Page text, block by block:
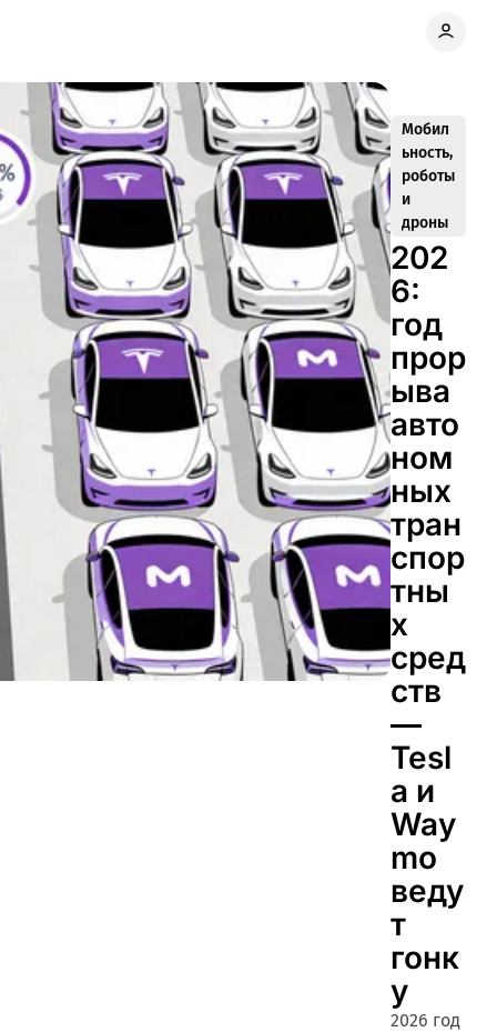
Мобил
ьность,
роботы
и
дроны
202
6:
год
прор
ыва
авто
ном
ных
тран
спор
тны
х
сред
ств
—
Tesl
a и
Way
mo
веду
т
гонк
у
2026 год